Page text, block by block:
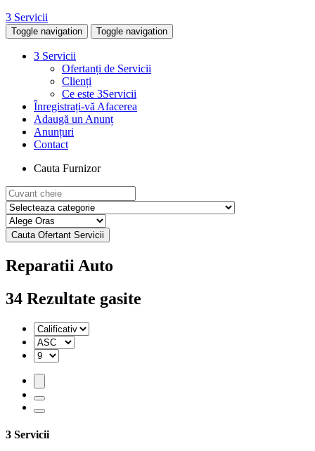
3 Servicii
Toggle navigation Toggle navigation
3 Servicii
Ofertanți de Servicii
Clienți
Ce este 3Servicii
Înregistrați-vă Afacerea
Adaugă un Anunț
Anunțuri
Contact
Cauta Furnizor
Reparatii Auto
34 Rezultate gasite
3 Servicii